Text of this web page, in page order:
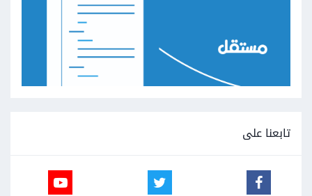
تابعنا على